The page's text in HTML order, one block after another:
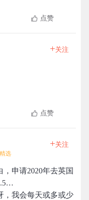
点赞
+关注
点赞
精选
+关注
，申请2020年去英国
，我会每天或多或少